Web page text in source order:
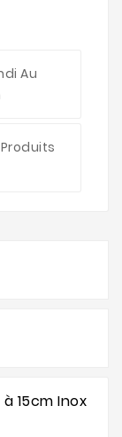
Au
Produits
15cm Inox